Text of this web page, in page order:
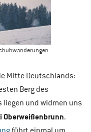
Mitte Deutschlands:
Berg des
liegen und widmen uns
Oberweißenbrunn.